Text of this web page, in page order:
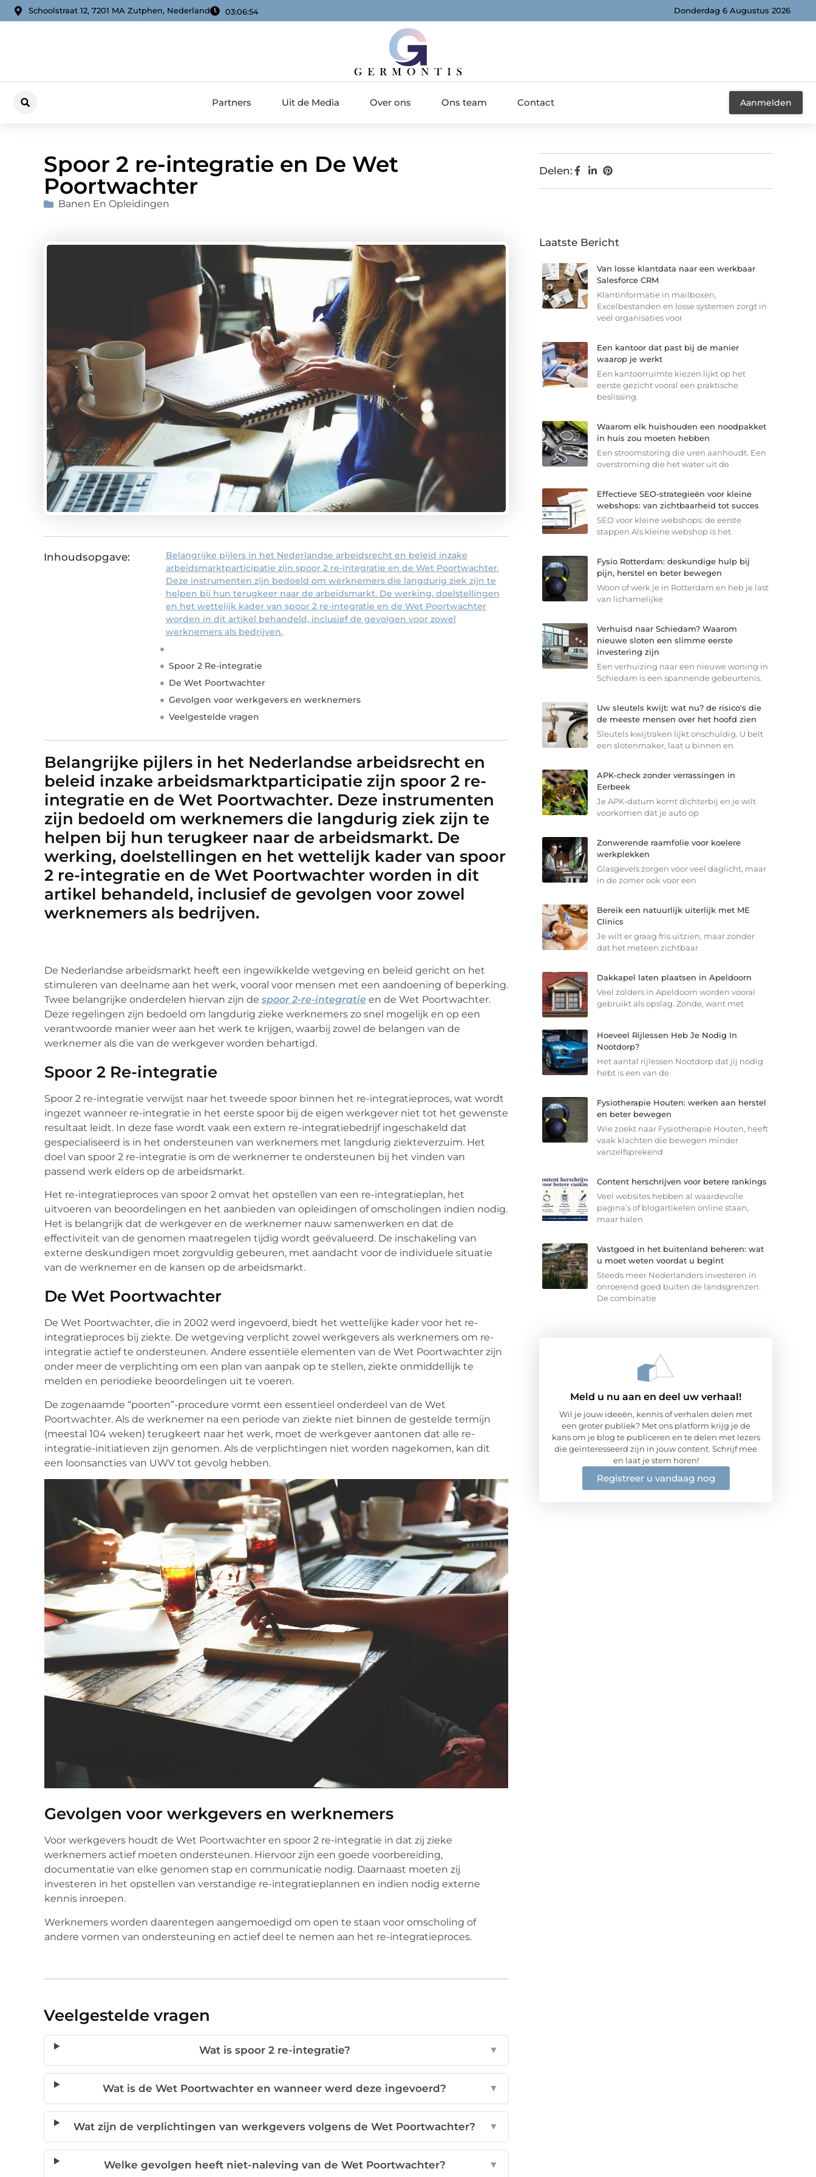
Schoolstraat 12, 7201 MA Zutphen, Nederland 03:06:56 Donderdag 6 Augustus 2026
Partners Uit de Media Over ons Ons team Contact Aanmelden
Spoor 2 re-integratie en De Wet
Poortwachter
Banen En Opleidingen
Inhoudsopgave:
Belangrijke pijlers in het Nederlandse arbeidsrecht en beleid inzake
arbeidsmarktparticipatie zijn spoor 2 re-integratie en de Wet Poortwachter.
Deze instrumenten zijn bedoeld om werknemers die langdurig ziek zijn te
helpen bij hun terugkeer naar de arbeidsmarkt. De werking, doelstellingen
en het wettelijk kader van spoor 2 re-integratie en de Wet Poortwachter
worden in dit artikel behandeld, inclusief de gevolgen voor zowel
werknemers als bedrijven.
Spoor 2 Re-integratie
De Wet Poortwachter
Gevolgen voor werkgevers en werknemers
Veelgestelde vragen
Belangrijke pijlers in het Nederlandse arbeidsrecht en
beleid inzake arbeidsmarktparticipatie zijn spoor 2 re-
integratie en de Wet Poortwachter. Deze instrumenten
zijn bedoeld om werknemers die langdurig ziek zijn te
helpen bij hun terugkeer naar de arbeidsmarkt. De
werking, doelstellingen en het wettelijk kader van spoor
2 re-integratie en de Wet Poortwachter worden in dit
artikel behandeld, inclusief de gevolgen voor zowel
werknemers als bedrijven.
De Nederlandse arbeidsmarkt heeft een ingewikkelde wetgeving en beleid gericht on het
stimuleren van deelname aan het werk, vooral voor mensen met een aandoening of beperking.
Twee belangrijke onderdelen hiervan zijn de spoor 2-re-integratie en de Wet Poortwachter.
Deze regelingen zijn bedoeld om langdurig zieke werknemers zo snel mogelijk en op een
verantwoorde manier weer aan het werk te krijgen, waarbij zowel de belangen van de
werknemer als die van de werkgever worden behartigd.
Spoor 2 Re-integratie
Spoor 2 re-integratie verwijst naar het tweede spoor binnen het re-integratieproces, wat wordt
ingezet wanneer re-integratie in het eerste spoor bij de eigen werkgever niet tot het gewenste
resultaat leidt. In deze fase wordt vaak een extern re-integratiebedrijf ingeschakeld dat
gespecialiseerd is in het ondersteunen van werknemers met langdurig ziekteverzuim. Het
doel van spoor 2 re-integratie is om de werknemer te ondersteunen bij het vinden van
passend werk elders op de arbeidsmarkt.
Het re-integratieproces van spoor 2 omvat het opstellen van een re-integratieplan, het
uitvoeren van beoordelingen en het aanbieden van opleidingen of omscholingen indien nodig.
Het is belangrijk dat de werkgever en de werknemer nauw samenwerken en dat de
effectiviteit van de genomen maatregelen tijdig wordt geëvalueerd. De inschakeling van
externe deskundigen moet zorgvuldig gebeuren, met aandacht voor de individuele situatie
van de werknemer en de kansen op de arbeidsmarkt.
De Wet Poortwachter
De Wet Poortwachter, die in 2002 werd ingevoerd, biedt het wettelijke kader voor het re-
integratieproces bij ziekte. De wetgeving verplicht zowel werkgevers als werknemers om re-
integratie actief te ondersteunen. Andere essentiële elementen van de Wet Poortwachter zijn
onder meer de verplichting om een plan van aanpak op te stellen, ziekte onmiddellijk te
melden en periodieke beoordelingen uit te voeren.
De zogenaamde “poorten”-procedure vormt een essentieel onderdeel van de Wet
Poortwachter. Als de werknemer na een periode van ziekte niet binnen de gestelde termijn
(meestal 104 weken) terugkeert naar het werk, moet de werkgever aantonen dat alle re-
integratie-initiatieven zijn genomen. Als de verplichtingen niet worden nagekomen, kan dit
een loonsancties van UWV tot gevolg hebben.
Gevolgen voor werkgevers en werknemers
Voor werkgevers houdt de Wet Poortwachter en spoor 2 re-integratie in dat zij zieke
werknemers actief moeten ondersteunen. Hiervoor zijn een goede voorbereiding,
documentatie van elke genomen stap en communicatie nodig. Daarnaast moeten zij
investeren in het opstellen van verstandige re-integratieplannen en indien nodig externe
kennis inroepen.
Werknemers worden daarentegen aangemoedigd om open te staan voor omscholing of
andere vormen van ondersteuning en actief deel te nemen aan het re-integratieproces.
Veelgestelde vragen
Wat is spoor 2 re-integratie? ▼
Wat is de Wet Poortwachter en wanneer werd deze ingevoerd? ▼
Wat zijn de verplichtingen van werkgevers volgens de Wet Poortwachter? ▼
Welke gevolgen heeft niet-naleving van de Wet Poortwachter? ▼
Delen:
Laatste Bericht
Van losse klantdata naar een werkbaar
Salesforce CRM
Klantinformatie in mailboxen,
Excelbestanden en losse systemen zorgt in
veel organisaties voor
Een kantoor dat past bij de manier
waarop je werkt
Een kantoorruimte kiezen lijkt op het
eerste gezicht vooral een praktische
beslissing.
Waarom elk huishouden een noodpakket
in huis zou moeten hebben
Een stroomstoring die uren aanhoudt. Een
overstroming die het water uit de
Effectieve SEO-strategieën voor kleine
webshops: van zichtbaarheid tot succes
SEO voor kleine webshops: de eerste
stappen Als kleine webshop is het
Fysio Rotterdam: deskundige hulp bij
pijn, herstel en beter bewegen
Woon of werk je in Rotterdam en heb je last
van lichamelijke
Verhuisd naar Schiedam? Waarom
nieuwe sloten een slimme eerste
investering zijn
Een verhuizing naar een nieuwe woning in
Schiedam is een spannende gebeurtenis.
Uw sleutels kwijt: wat nu? de risico's die
de meeste mensen over het hoofd zien
Sleutels kwijtraken lijkt onschuldig. U belt
een slotenmaker, laat u binnen en
APK-check zonder verrassingen in
Eerbeek
Je APK-datum komt dichterbij en je wilt
voorkomen dat je auto op
Zonwerende raamfolie voor koelere
werkplekken
Glasgevels zorgen voor veel daglicht, maar
in de zomer ook voor een
Bereik een natuurlijk uiterlijk met ME
Clinics
Je wilt er graag fris uitzien, maar zonder
dat het meteen zichtbaar
Dakkapel laten plaatsen in Apeldoorn
Veel zolders in Apeldoorn worden vooral
gebruikt als opslag. Zonde, want met
Hoeveel Rijlessen Heb Je Nodig In
Nootdorp?
Het aantal rijlessen Nootdorp dat jij nodig
hebt is een van de
Fysiotherapie Houten: werken aan herstel
en beter bewegen
Wie zoekt naar Fysiotherapie Houten, heeft
vaak klachten die bewegen minder
vanzelfsprekend
Content herschrijven voor betere rankings
Veel websites hebben al waardevolle
pagina’s of blogartikelen online staan,
maar halen
Vastgoed in het buitenland beheren: wat
u moet weten voordat u begint
Steeds meer Nederlanders investeren in
onroerend goed buiten de landsgrenzen.
De combinatie
Meld u nu aan en deel uw verhaal!
Wil je jouw ideeën, kennis of verhalen delen met
een groter publiek? Met ons platform krijg je de
kans om je blog te publiceren en te delen met lezers
die geïnteresseerd zijn in jouw content. Schrijf mee
en laat je stem horen!
Registreer u vandaag nog